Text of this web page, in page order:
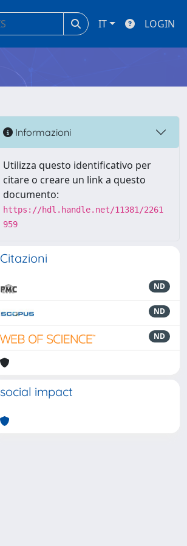
IT LOGIN
Informazioni
Utilizza questo identificativo per
citare o creare un link a questo
documento:
https://hdl.handle.net/11381/2261
959
Citazioni
ND
ND
ND
social impact